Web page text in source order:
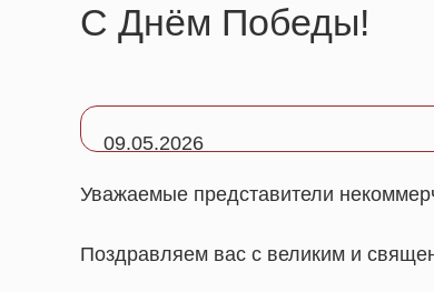
С Днём Победы!
09.05.2026
Уважаемые представители
Поздравляем вас с великим и